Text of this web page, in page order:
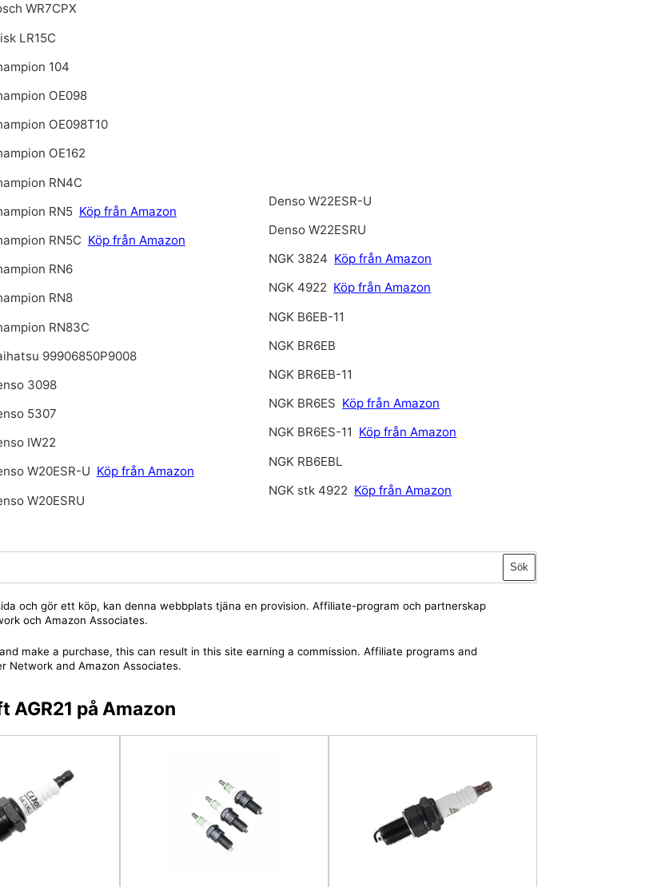
WR7CPX
LR15C
104
OE098
OE098T10
OE162
RN4C
RN5 Köp från Amazon
RN5C Köp från Amazon
RN6
RN8
RN83C
99906850P9008
3098
5307
IW22
W20ESR-U Köp från Amazon
W20ESRU
Denso W22ESR-U
Denso W22ESRU
NGK 3824 Köp från Amazon
NGK 4922 Köp från Amazon
NGK B6EB-11
NGK BR6EB
NGK BR6EB-11
NGK BR6ES Köp från Amazon
NGK BR6ES-11 Köp från Amazon
NGK RB6EBL
NGK stk 4922 Köp från Amazon
Sök
och gör ett köp, kan denna webbplats tjäna en provision. Affiliate-program och partnerskap
och Amazon Associates.
make a purchase, this can result in this site earning a commission. Affiliate programs and
Network and Amazon Associates.
på Amazon